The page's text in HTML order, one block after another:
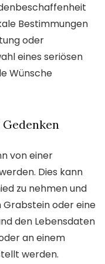
Bestimmungen
oder
eines seriösen
Wünsche
von einer
Dies kann
zu nehmen und
Grabstein oder eine
den Lebensdaten
an einem
werden.